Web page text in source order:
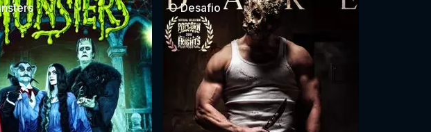
O Desafio